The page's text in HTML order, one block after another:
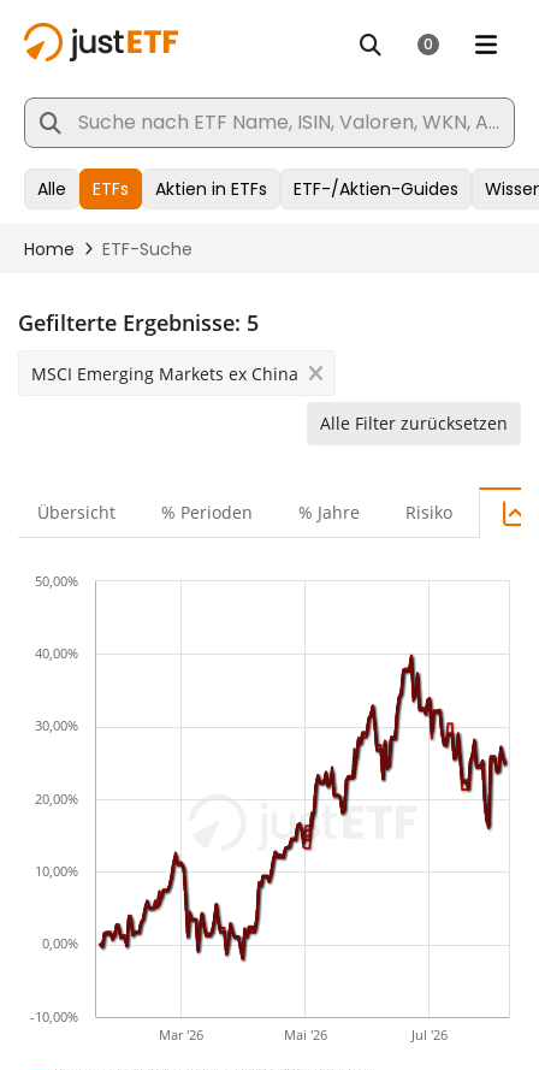
Gefilterte Ergebnisse: 5
MSCI Emerging Markets ex China
Alle Filter zurücksetzen
Übersicht % Perioden % Jahre Risiko
Mar '26 Mai '26 Jul '26
-10,00%
0,00%
10,00%
20,00%
30,00%
40,00%
50,00%